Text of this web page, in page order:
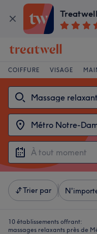
Treatwell
COIFFURE VISAGE
Trier par
10 établissements offrant:
massages relaxants près de